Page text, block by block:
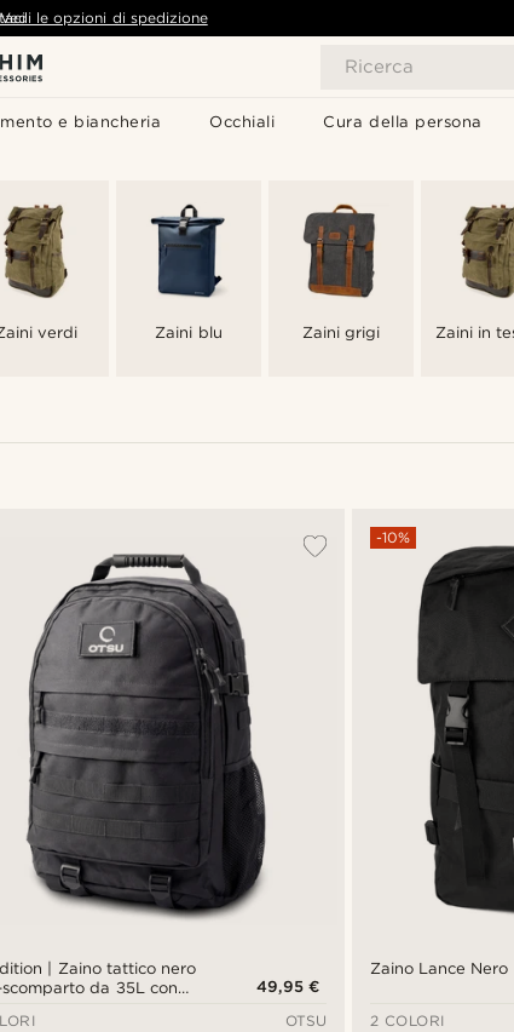
Ricerca
e biancheria Occhiali Cura della persona
Vedi le opzioni di spedizione
verdi Zaini blu Zaini grigi Zaini in
| Zaino tattico nero
da 35L con
49,95 €
OTSU
Zaino Lance Nero
-10%
2 COLORI